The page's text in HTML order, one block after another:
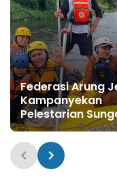
Federasi Arung
Kampanyekan
Pelestarian
Fun Rafting